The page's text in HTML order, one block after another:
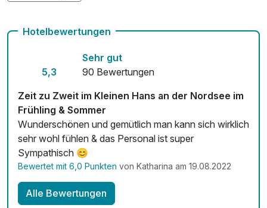
Mit Hotelbar
Hotelbewertungen
5,3
Sehr gut
90 Bewertungen
Zeit zu Zweit im Kleinen Hans an der Nordsee im
Frühling & Sommer
Wunderschönen und gemütlich man kann sich wirklich
sehr wohl fühlen & das Personal ist super
Sympathisch 😊
Bewertet mit 6,0 Punkten von Katharina am 19.08.2022
Alle Bewertungen